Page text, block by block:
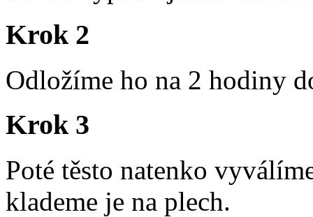
Krok 2
Odložíme ho na 2 hodiny
Krok 3
Poté těsto natenko
klademe je na plech.